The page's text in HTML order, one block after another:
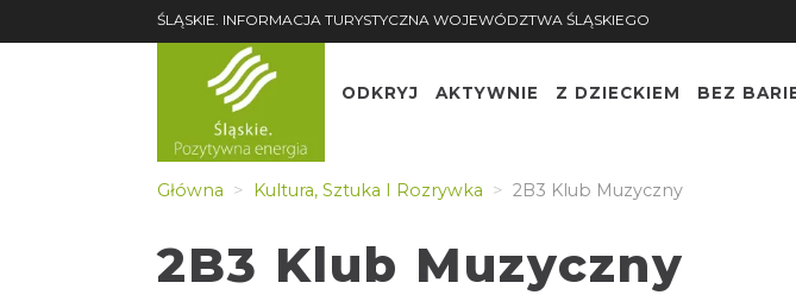
ŚLĄSKIE. INFORMACJA TURYSTYCZNA WOJEWÓDZTWA ŚLĄSKIEGO
ODKRYJ AKTYWNIE Z DZIECKIEM BEZ
Główna Kultura, Sztuka I Rozrywka 2B3 Klub Muzyczny
2B3 Klub Muzyczny